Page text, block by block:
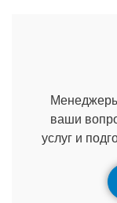
аши
услуг и